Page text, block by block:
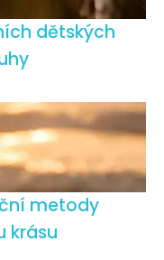
dětských
metody
krásu